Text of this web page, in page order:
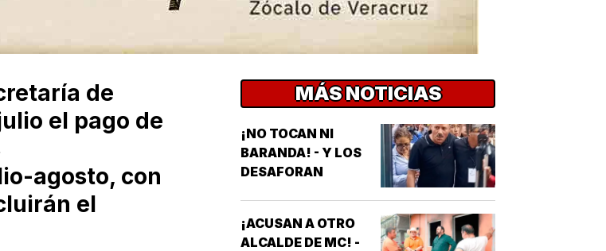
de
el pago de
agosto, con
el
MÁS NOTICIAS
¡NO TOCAN NI
BARANDA! - Y LOS
DESAFORAN
¡ACUSAN A OTRO
ALCALDE DE MC! -